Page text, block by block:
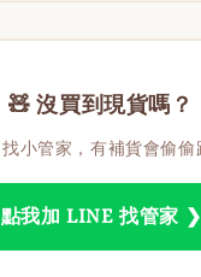
🧸 沒買到現貨嗎？
小管家，有補貨會偷偷
點我加 LINE 找管家 ❯